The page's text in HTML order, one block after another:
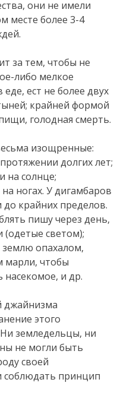
они не имели
месте более 3-4
за тем, чтобы не
либо мелкое
ест не более двух
крайней формой
голодная смерть.
изощренные:
долгих лет;
на солнце;
ногах. У дигамбаров
до крайних пределов.
пишу через день,
(одетые светом);
землю опахалом,
марли, чтобы
насекомое, и др.
джайнизма
этого
земледельцы, ни
не могли быть
своей
соблюдать принцип